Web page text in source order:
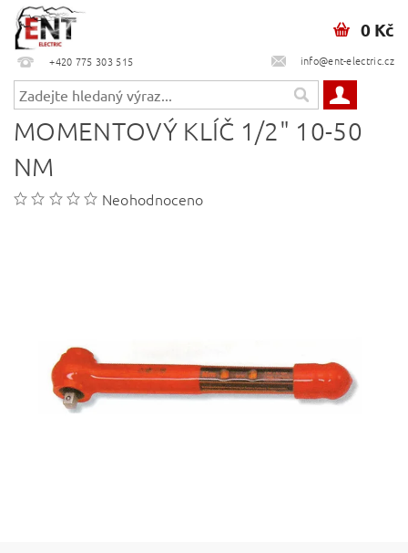
+420 775 303 515 info@ent-electric.cz
0 Kč
MOMENTOVÝ KLÍČ 1/2" 10-50
NM
Neohodnoceno